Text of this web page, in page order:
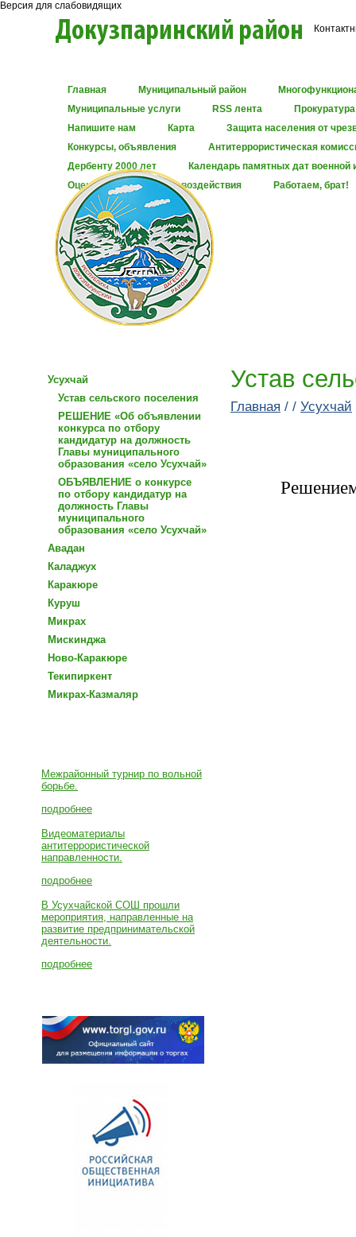
Версия для слабовидящих
Главная Муниципальный район
Муниципальные услуги
RSS лента
Напишите нам
Карта
Защита населения от
Конкурсы, объявления
Антитеррористическая
Дербенту 2000 лет
Календарь памятных дат военной
Оценка регулирующего воздействия
Работаем, брат!
Усухчай
Устав сельского поселения
РЕШЕНИЕ «Об объявлении
конкурса по отбору
кандидатур на должность
Главы муниципального
образования «село Усухчай»
ОБЪЯВЛЕНИЕ о конкурсе
по отбору кандидатур на
должность Главы
муниципального
образования «село Усухчай»
Авадан
Каладжух
Каракюре
Куруш
Микрах
Мискинджа
Ново-Каракюре
Текипиркент
Микрах-Казмаляр
Межрайонный турнир по вольной
борьбе.
подробнее
Видеоматериалы
антитеррористической
направленности.
подробнее
В Усухчайской СОШ прошли
мероприятия, направленные на
развитие предпринимательской
деятельности.
подробнее
Устав
Главная / / Усухчай